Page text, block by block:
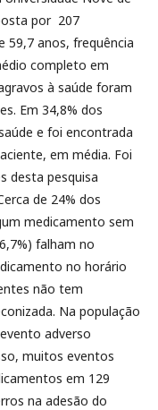
por 207
59,7 anos, frequência
completo em
à saúde foram
Em 34,8% dos
e foi encontrada
em média. Foi
desta pesquisa
de 24% dos
medicamento sem
falham no
no horário
não tem
Na população
adverso
muitos eventos
em 129
na adesão do